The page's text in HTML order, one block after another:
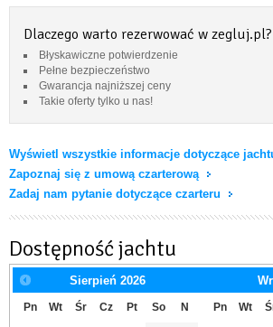
Dlaczego warto rezerwować w zegluj.pl?
Błyskawiczne potwierdzenie
Pełne bezpieczeństwo
Gwarancja najniższej ceny
Takie oferty tylko u nas!
Wyświetl wszystkie informacje dotyczące
Zapoznaj się z umową czarterową
Zadaj nam pytanie dotyczące czarteru
Dostępność jachtu
Sierpień 2026
Pn Wt Śr Cz Pt So N Pn Wt